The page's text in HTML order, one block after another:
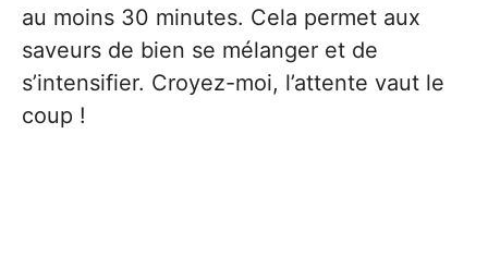
au moins 30 minutes. Cela permet aux
saveurs de bien se mélanger et de
s’intensifier. Croyez-moi, l’attente vaut le
coup !